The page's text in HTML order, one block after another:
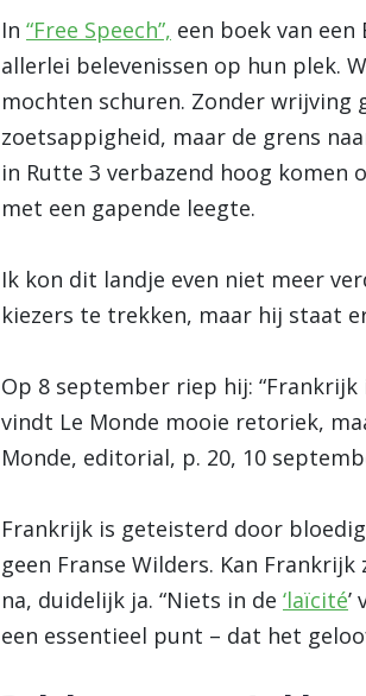
In “Free Speech”, een boek van
allerlei belevenissen op hun plek.
mochten schuren. Zonder
zoetsappigheid, maar de grens
in Rutte 3 verbazend hoog komen
met een gapende leegte.
Ik kon dit landje even niet meer
kiezers te trekken, maar hij staat
Op 8 september riep hij:
vindt Le Monde mooie retoriek,
Monde, editorial, p. 20, 10
Frankrijk is geteisterd door
geen Franse Wilders. Kan
na, duidelijk ja. “Niets in de ‘laïcité’
een essentieel punt – dat het